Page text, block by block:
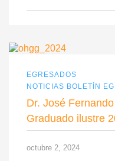
EGRESADOS
NOTICIAS BOLETÍN
Dr. José
Graduado ilustre
octubre 2, 2024